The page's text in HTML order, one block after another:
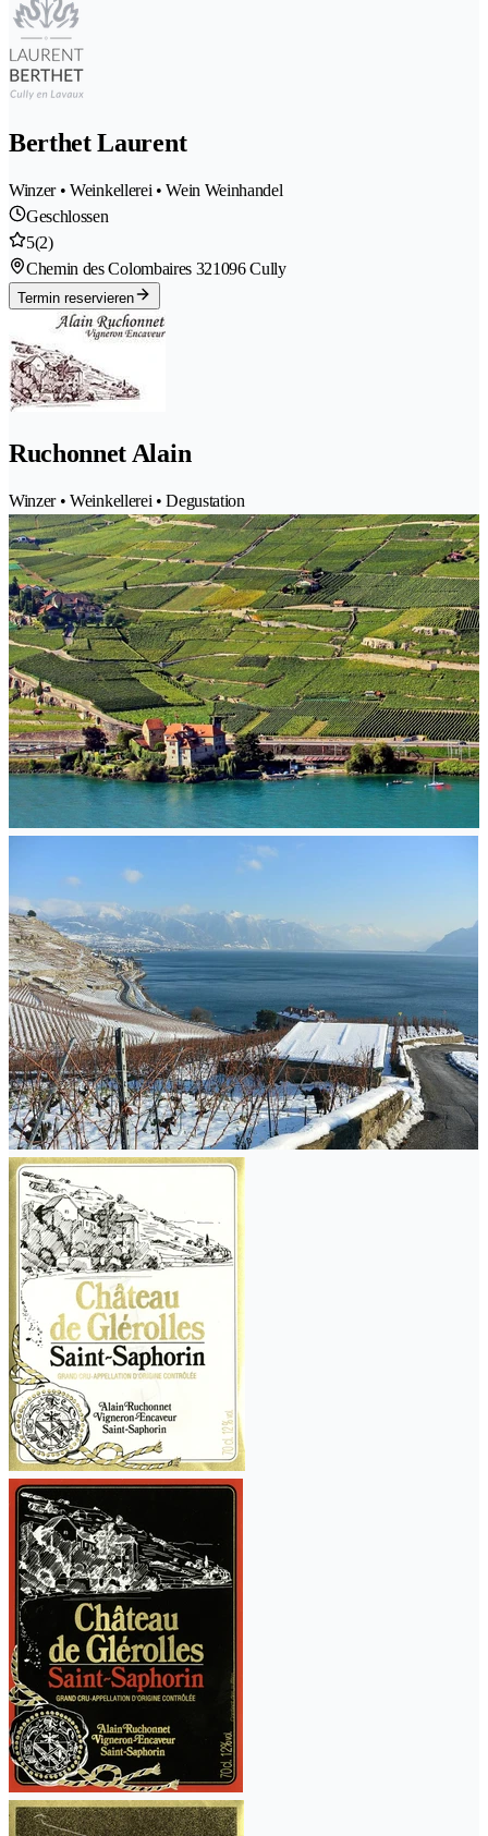
Berthet Laurent
Winzer • Weinkellerei • Wein Weinhandel
Geschlossen
5(2)
Chemin des Colombaires 321096 Cully
Termin reservieren
Ruchonnet Alain
Winzer • Weinkellerei • Degustation